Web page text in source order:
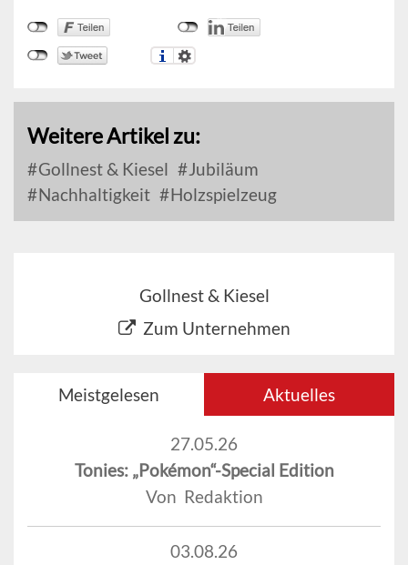
Weitere Artikel zu:
Gollnest & Kiesel
Jubiläum
Nachhaltigkeit
Holzspielzeug
Gollnest & Kiesel
Zum Unternehmen
Meistgelesen Aktuelles
27.05.26
Tonies: „Pokémon“-Special Edition
Von Redaktion
03.08.26